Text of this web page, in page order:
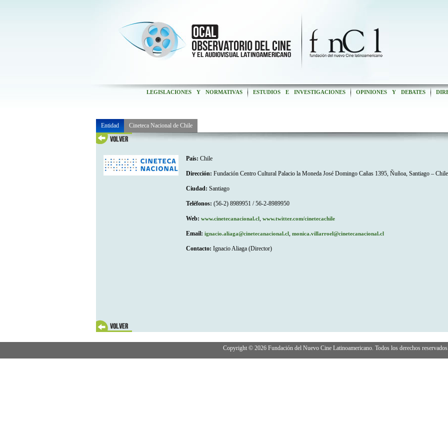
LEGISLACIONES Y NORMATIVAS ESTUDIOS E INVESTIGACIONES OPINIONES Y DEBATES
Entidad Cineteca Nacional de Chile
País: Chile
Dirección: Fundación Centro Cultural Palacio la Moneda José Domingo Cañas 1395, Ñuñoa, Santiago – Chile
Ciudad: Santiago
Teléfonos: (56-2) 8989951 / 56-2-8989950
Web: www.cinetecanacional.cl, www.twitter.com/cinetecachile
Email: ignacio.aliaga@cinetecanacional.cl, monica.villarroel@cinetecanacional.cl
Contacto: Ignacio Aliaga (Director)
Copyright © 2026 Fundación del Nuevo Cine Latinoamericano. Todos los derechos